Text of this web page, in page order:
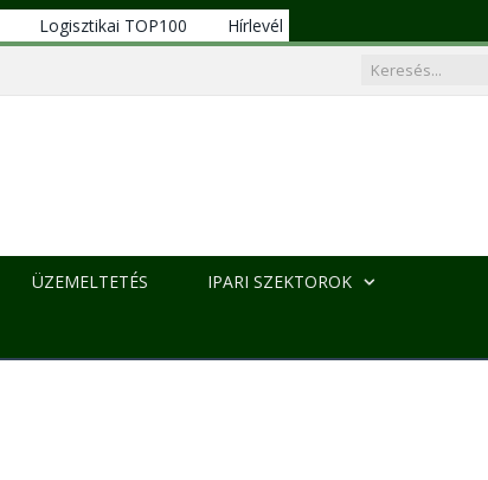
Logisztikai TOP100
Hírlevél
ÜZEMELTETÉS IPARI SZEKTOROK